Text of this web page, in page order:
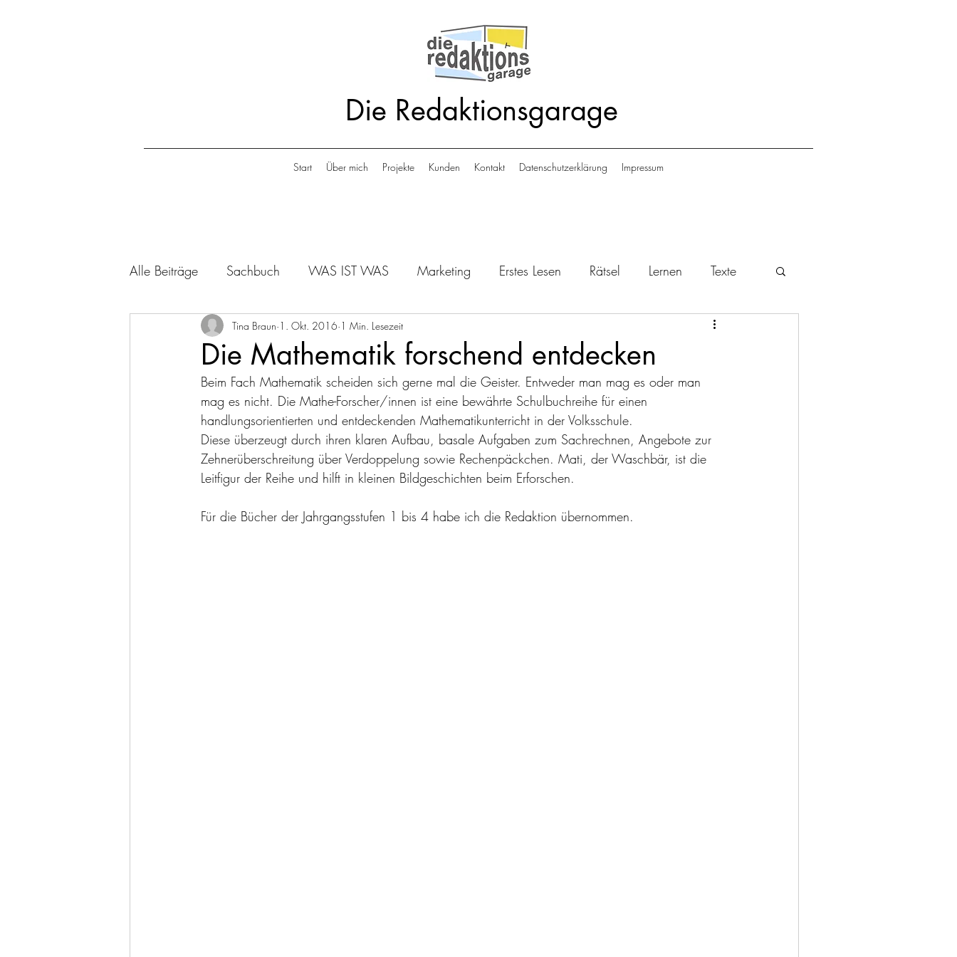
Die Redaktionsgarage
Start Über mich Projekte Kunden Kontakt Datenschutzerklärung Impressum
Alle Beiträge Sachbuch WAS IST WAS Marketing Erstes Lesen Rätsel Lernen Texte
Pappebuch Schulbuch Redaktion
Die Mathematik forschend entdecken
Tina Braun 1. Okt. 2016 1 Min. Lesezeit
Beim Fach Mathematik scheiden sich gerne mal die Geister. Entweder man mag es oder man
mag es nicht. Die Mathe-Forscher/innen ist eine bewährte Schulbuchreihe für einen
handlungsorientierten und entdeckenden Mathematikunterricht in der Volksschule.
Diese überzeugt durch ihren klaren Aufbau, basale Aufgaben zum Sachrechnen, Angebote zur
Zehnerüberschreitung über Verdoppelung sowie Rechenpäckchen. Mati, der Waschbär, ist die
Leitfigur der Reihe und hilft in kleinen Bildgeschichten beim Erforschen.
Für die Bücher der Jahrgangsstufen 1 bis 4 habe ich die Redaktion übernommen.